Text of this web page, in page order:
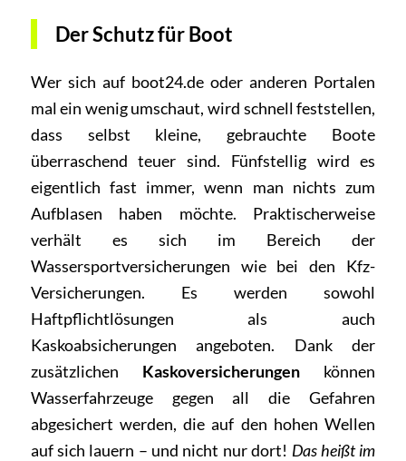
Der Schutz für Boot
Wer sich auf boot24.de oder anderen Portalen
mal ein wenig umschaut, wird schnell feststellen,
dass selbst kleine, gebrauchte Boote
überraschend teuer sind. Fünfstellig wird es
eigentlich fast immer, wenn man nichts zum
Aufblasen haben möchte. Praktischerweise
verhält es sich im Bereich der
Wassersportversicherungen wie bei den Kfz-
Versicherungen. Es werden sowohl
Haftpflichtlösungen als auch
Kaskoabsicherungen angeboten. Dank der
zusätzlichen Kaskoversicherungen können
Wasserfahrzeuge gegen all die Gefahren
abgesichert werden, die auf den hohen Wellen
auf sich lauern – und nicht nur dort! Das heißt im